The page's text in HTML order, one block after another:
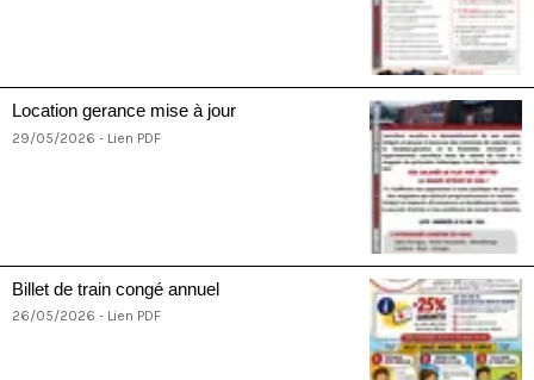
Location gerance mise à jour
29/05/2026 - Lien PDF
Billet de train congé annuel
26/05/2026 - Lien PDF